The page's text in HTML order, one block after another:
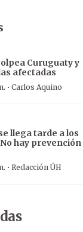
Curuguaty y
afectadas
· Carlos Aquino
llega tarde a los
hay prevención
· Redacción ÚH